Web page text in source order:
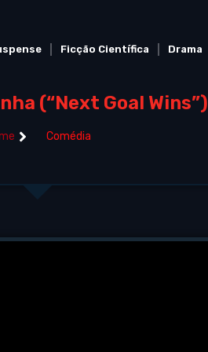
Ficção Científica Drama
(“Next Goal Wins”)
Comédia